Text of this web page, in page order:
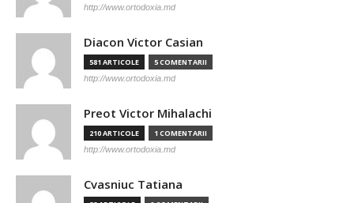
http://www.ortodoxia.md
Diacon Victor Casian
581 ARTICOLE 5 COMENTARII
http://www.ortodoxia.md
Preot Victor Mihalachi
210 ARTICOLE 1 COMENTARII
http://www.ortodoxia.md
Cvasniuc Tatiana